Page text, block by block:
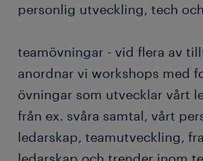
personlig utveckling, tech
teamövningar - vid flera av
anordnar vi workshops med
övningar som utvecklar vårt
från ex. svåra samtal, vårt
ledarskap, teamutveckling,
ledarskap och trender inom